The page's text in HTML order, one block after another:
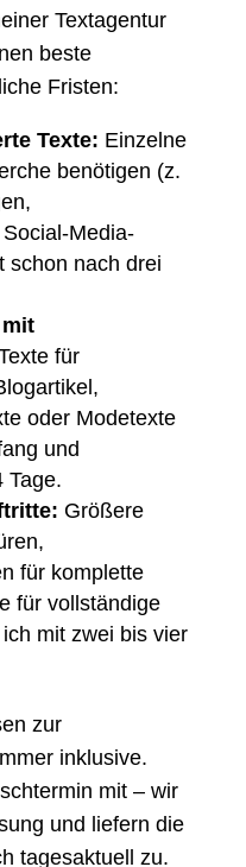
Textagentur
beste
Fristen:
Texte: Einzelne
benötigen (z.
Media-
schon nach drei
für
,
oder Modetexte
und
Tage.
Größere
für komplette
für vollständige
mit zwei bis vier
zur
inklusive.
mit – wir
und liefern die
tagesaktuell zu.